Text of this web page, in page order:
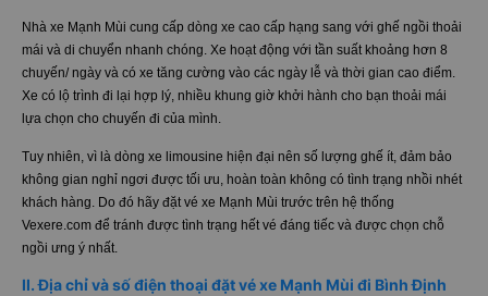
Nhà xe Mạnh Mùi cung cấp dòng xe cao cấp hạng sang với ghế ngồi thoải
mái và di chuyển nhanh chóng. Xe hoạt động với tần suất khoảng hơn 8
chuyến/ ngày và có xe tăng cường vào các ngày lễ và thời gian cao điểm.
Xe có lộ trình đi lại hợp lý, nhiều khung giờ khởi hành cho bạn thoải mái
lựa chọn cho chuyến đi của mình.
Tuy nhiên, vì là dòng xe limousine hiện đại nên số lượng ghế ít, đảm bảo
không gian nghỉ ngơi được tối ưu, hoàn toàn không có tình trạng nhồi nhét
khách hàng. Do đó hãy đặt vé xe Mạnh Mùi trước trên hệ thống
Vexere.com để tránh được tình trạng hết vé đáng tiếc và được chọn chỗ
ngồi ưng ý nhất.
II. Địa chỉ và số điện thoại đặt vé xe Mạnh Mùi đi Bình Định